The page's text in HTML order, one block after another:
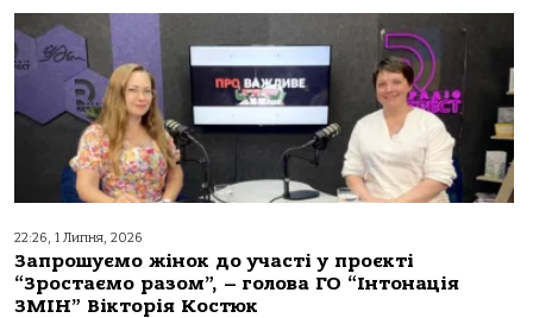
22:26, 1 Липня, 2026
Запрошуємо жінок до участі у проєкті
“Зростаємо разом”, – голова ГО “Інтонація
ЗМІН” Вікторія Костюк